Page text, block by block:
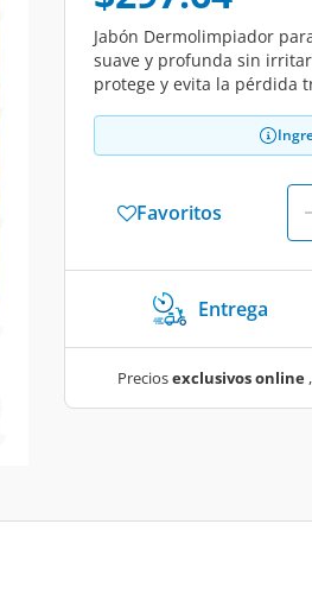
Jabón Dermolimpiador
suave y profunda sin
protege y evita la pérdida
Favoritos
Entrega
Preciosexclusivos online,